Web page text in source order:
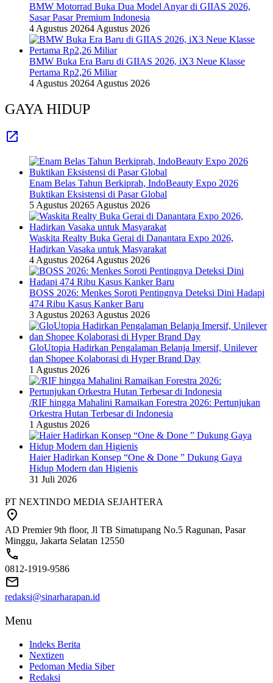
BMW Motorrad Buka Dua Model Anyar di GIIAS 2026,
Sasar Pasar Premium Indonesia
4 Agustus 20264 Agustus 2026
BMW Buka Era Baru di GIIAS 2026, iX3 Neue Klasse
Pertama Rp2,26 Miliar
4 Agustus 20264 Agustus 2026
GAYA HIDUP
Enam Belas Tahun Berkiprah, IndoBeauty Expo 2026
Buktikan Eksistensi di Pasar Global
5 Agustus 20265 Agustus 2026
Waskita Realty Buka Gerai di Danantara Expo 2026,
Hadirkan Vasaka untuk Masyarakat
4 Agustus 20264 Agustus 2026
BOSS 2026: Menkes Soroti Pentingnya Deteksi Dini Hadapi
474 Ribu Kasus Kanker Baru
3 Agustus 20263 Agustus 2026
GloUtopia Hadirkan Pengalaman Belanja Imersif, Unilever
dan Shopee Kolaborasi di Hyper Brand Day
1 Agustus 2026
/RIF hingga Mahalini Ramaikan Forestra 2026: Pertunjukan
Orkestra Hutan Terbesar di Indonesia
1 Agustus 2026
Haier Hadirkan Konsep “One & Done ” Dukung Gaya
Hidup Modern dan Higienis
31 Juli 2026
PT NEXTINDO MEDIA SEJAHTERA
AD Premier 9th floor, Jl TB Simatupang No.5 Ragunan, Pasar
Minggu, Jakarta Selatan 12550
0812-1919-9586
redaksi@sinarharapan.id
Menu
Indeks Berita
Nextizen
Pedoman Media Siber
Redaksi